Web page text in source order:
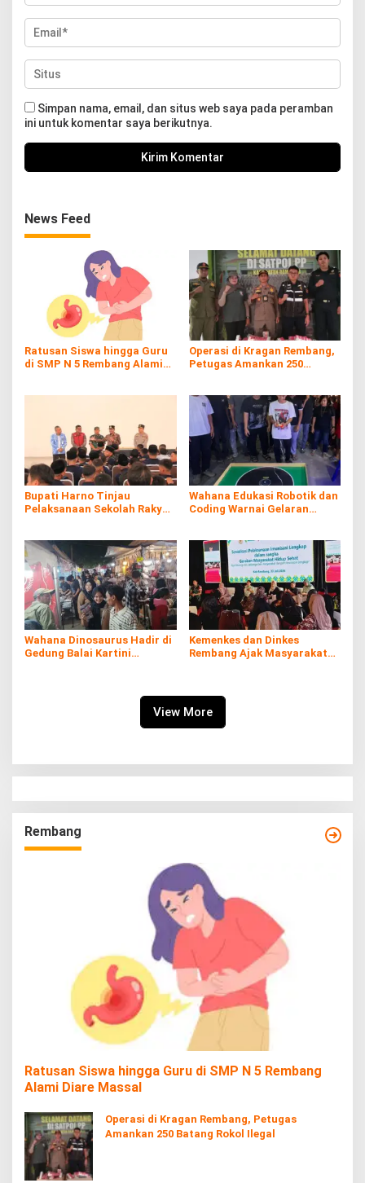
Simpan nama, email, dan situs web saya pada peramban
ini untuk komentar saya berikutnya.
News Feed
Ratusan Siswa hingga Guru
di SMP N 5 Rembang Alami
Operasi di Kragan Rembang,
Petugas Amankan 250
Bupati Harno Tinjau
Pelaksanaan Sekolah Rakyat
Wahana Edukasi Robotik dan
Coding Warnai Gelaran
Wahana Dinosaurus Hadir di
Gedung Balai Kartini
Kemenkes dan Dinkes
Rembang Ajak Masyarakat
View More
Rembang
Ratusan Siswa hingga Guru di SMP N 5 Rembang
Alami Diare Massal
Operasi di Kragan Rembang, Petugas
Amankan 250 Batang Rokol Ilegal